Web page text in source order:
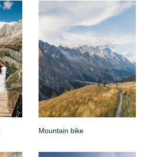
Mountain bike